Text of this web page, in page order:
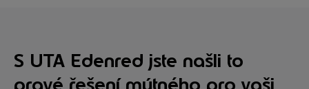
S UTA Edenred jste našli to